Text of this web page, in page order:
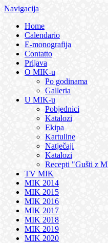
Navigacija
Home
Calendario
E-monografija
Contatto
Prijava
O MIK-u
Po godinama
Galleria
U MIK-u
Pobjednici
Katalozi
Ekipa
Kartuline
Natječaji
Katalozi
Recepti "Gušti z
TV MIK
MIK 2014
MIK 2015
MIK 2016
MIK 2017
MIK 2018
MIK 2019
MIK 2020